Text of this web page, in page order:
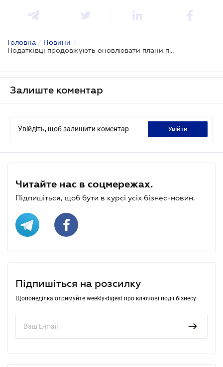
Головна / Новини /
Податківці продовжують оновлювати плани перевірок бізнесу
Залиште коментар
Увійдіть, щоб залишити коментар увійти
Читайте нас в соцмережах.
Підпишіться, щоб бути в курсі усіх бізнес-новин.
Підпишіться на розсилку
Щопонеділка отримуйте weekly-digest про ключові події бізнесу